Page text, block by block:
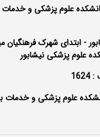
علوم پزشکی و خدمات
- ابتدای شهرک فرهنگیان
علوم پزشکی نیشابور
علوم پزشکی و خدمات